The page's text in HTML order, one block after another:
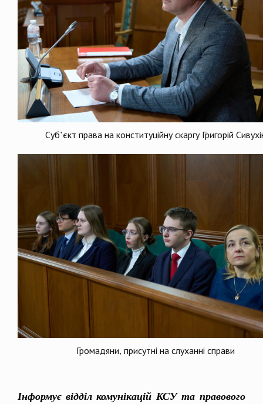
Суб’єкт права на конституційну скаргу Григорій
Громадяни, присутні на слуханні справи
Інформує відділ комунікацій КСУ та правового